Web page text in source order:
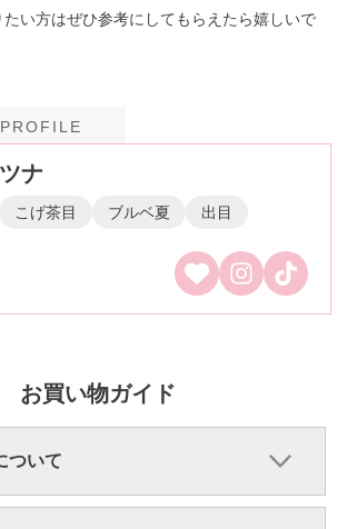
い方はぜひ参考にしてもらえたら嬉しいで
ツナ
こげ茶目 ブルベ夏 出目
お買い物ガイド
ついて